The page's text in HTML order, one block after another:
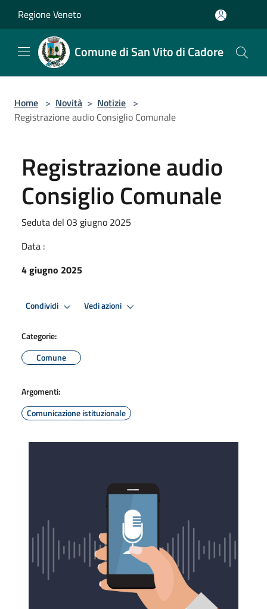
Regione Veneto
Comune di San Vito di Cadore
Home > Novità > Notizie >
Registrazione audio Consiglio Comunale
Registrazione audio
Consiglio Comunale
Seduta del 03 giugno 2025
Data :
4 giugno 2025
Condividi Vedi azioni
Categorie:
Comune
Argomenti:
Comunicazione istituzionale